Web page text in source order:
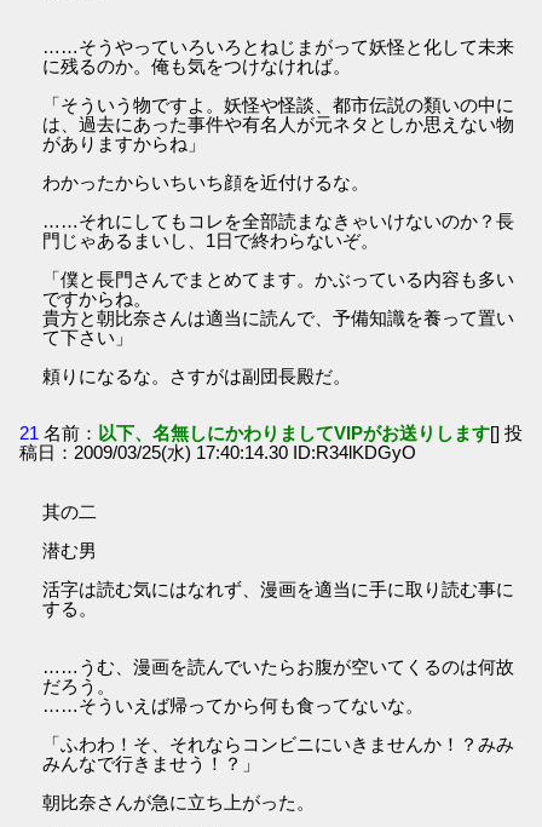
……そうやっていろいろとねじまがって妖怪と化して未来
に残るのか。俺も気をつけなければ。
「そういう物ですよ。妖怪や怪談、都市伝説の類いの中に
は、過去にあった事件や有名人が元ネタとしか思えない物
がありますからね」
わかったからいちいち顔を近付けるな。
……それにしてもコレを全部読まなきゃいけないのか？長
門じゃあるまいし、1日で終わらないぞ。
「僕と長門さんでまとめてます。かぶっている内容も多い
ですからね。
貴方と朝比奈さんは適当に読んで、予備知識を養って置い
て下さい」
頼りになるな。さすがは副団長殿だ。
21 名前： 以下、名無しにかわりましてVIPがお送りします[] 投
稿日：2009/03/25(水) 17:40:14.30 ID:R34lKDGyO
其の二
潜む男
活字は読む気にはなれず、漫画を適当に手に取り読む事に
する。
……うむ、漫画を読んでいたらお腹が空いてくるのは何故
だろう。
……そういえば帰ってから何も食ってないな。
「ふわわ！そ、それならコンビニにいきませんか！？みみ
みんなで行きませう！？」
朝比奈さんが急に立ち上がった。